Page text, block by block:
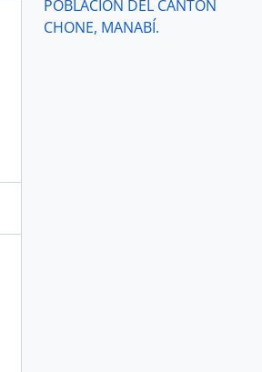
POBLACIÓN DEL CANTÓN
CHONE, MANABÍ.